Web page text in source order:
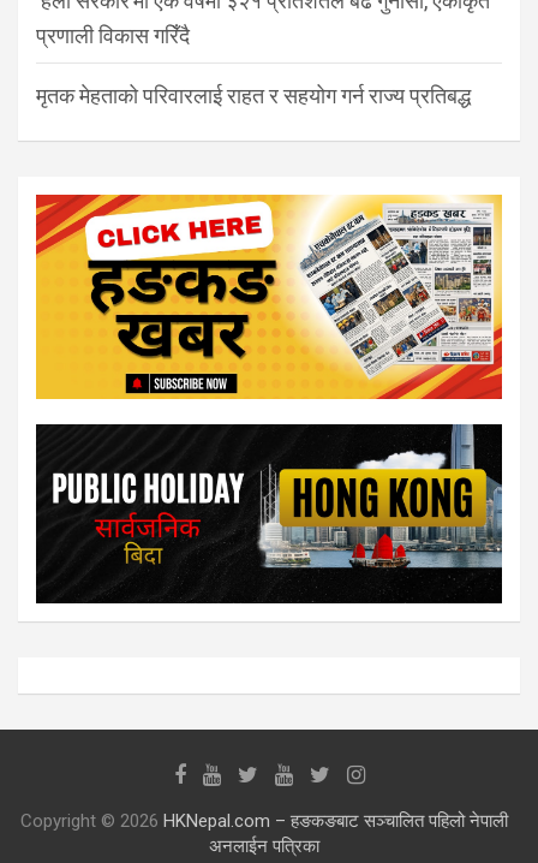
प्रणाली विकास गरिँदै
मृतक मेहताको परिवारलाई राहत र सहयोग गर्न राज्य प्रतिबद्ध
Copyright © 2026 HKNepal.com – हङकङबाट सञ्चालित पहिलो नेपाली
अनलाईन पत्रिका